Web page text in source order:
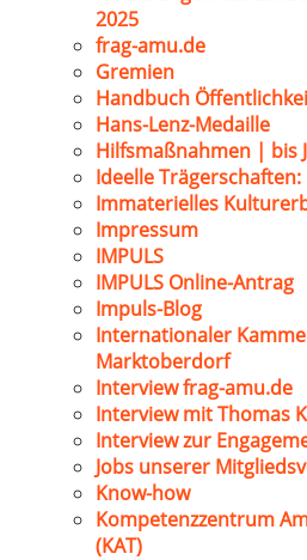
2025
frag-amu.de
Gremien
Handbuch
Hans-Lenz-Medaille
Hilfsmaßnahmen | bis
Ideelle Trägerschaften:
Immaterielles
Impressum
IMPULS
IMPULS Online-Antrag
Impuls-Blog
Internationaler
Marktoberdorf
Interview frag-amu.de
Interview mit Thomas
Interview zur
Jobs unserer
Know-how
Kompetenzzentrum
(KAT)